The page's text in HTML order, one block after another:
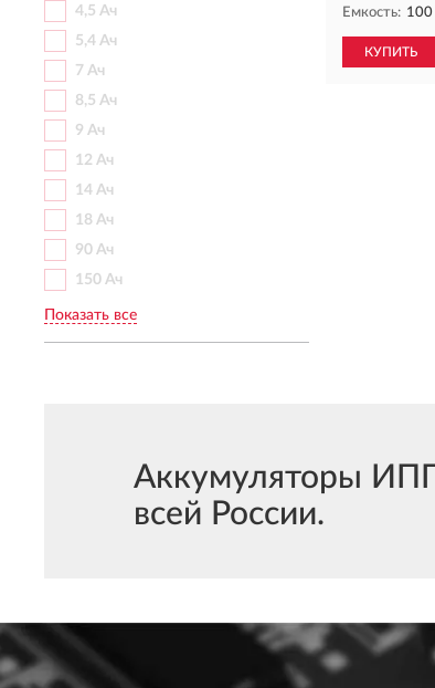
4,5 Ач
5,4 Ач
7 Ач
8,5 Ач
9 Ач
12 Ач
14 Ач
18 Ач
90 Ач
150 Ач
Показать все
Емкость: 100
КУПИТЬ
Аккумуляторы
всей России.